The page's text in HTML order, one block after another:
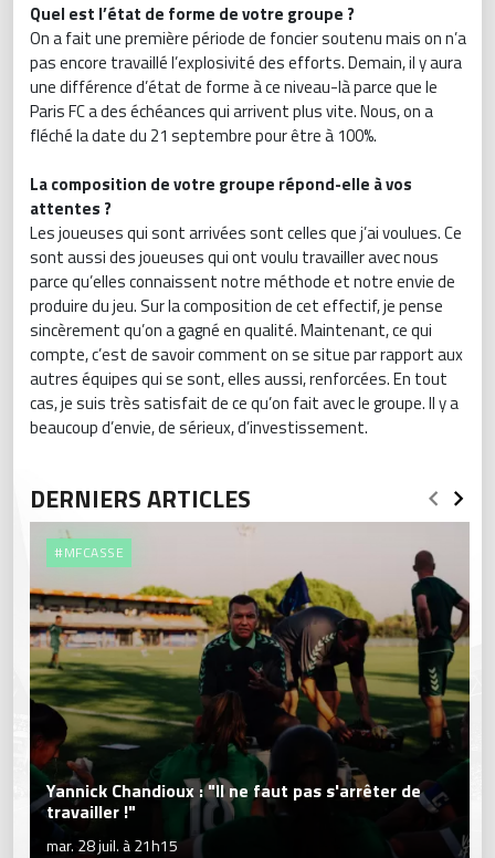
Quel est l’état de forme de votre groupe ?
On a fait une première période de foncier soutenu mais on n’a
pas encore travaillé l’explosivité des efforts. Demain, il y aura
une différence d’état de forme à ce niveau-là parce que le
Paris FC a des échéances qui arrivent plus vite. Nous, on a
fléché la date du 21 septembre pour être à 100%.
La composition de votre groupe répond-elle à vos
attentes ?
Les joueuses qui sont arrivées sont celles que j’ai voulues. Ce
sont aussi des joueuses qui ont voulu travailler avec nous
parce qu’elles connaissent notre méthode et notre envie de
produire du jeu. Sur la composition de cet effectif, je pense
sincèrement qu’on a gagné en qualité. Maintenant, ce qui
compte, c’est de savoir comment on se situe par rapport aux
autres équipes qui se sont, elles aussi, renforcées. En tout
cas, je suis très satisfait de ce qu’on fait avec le groupe. Il y a
beaucoup d’envie, de sérieux, d’investissement.
DERNIERS ARTICLES
#MFCASSE
Yannick Chandioux : "Il ne faut pas s'arrêter de
travailler !"
mar. 28 juil. à 21h15